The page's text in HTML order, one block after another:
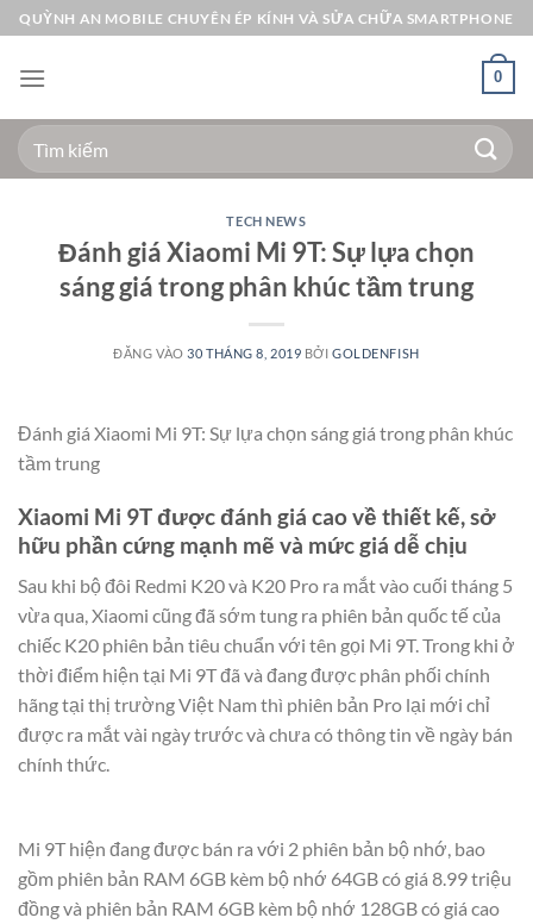
Bỏ
qua
nội
QUỲNH AN MOBILE CHUYÊN ÉP KÍNH VÀ SỬA CHỮA SMARTPHONE
0
Tìm
kiếm:
TECH NEWS
Đánh giá Xiaomi Mi 9T: Sự lựa chọn
sáng giá trong phân khúc tầm trung
ĐĂNG VÀO30 THÁNG 8, 2019 BỞIGOLDENFISH
Đánh giá Xiaomi Mi 9T: Sự lựa chọn sáng giá trong phân khúc
tầm trung
Xiaomi Mi 9T được đánh giá cao về thiết kế, sở
hữu phần cứng mạnh mẽ và mức giá dễ chịu
Sau khi bộ đôi Redmi K20 và K20 Pro ra mắt vào cuối tháng 5
vừa qua, Xiaomi cũng đã sớm tung ra phiên bản quốc tế của
chiếc K20 phiên bản tiêu chuẩn với tên gọi Mi 9T. Trong khi ở
thời điểm hiện tại Mi 9T đã và đang được phân phối chính
hãng tại thị trường Việt Nam thì phiên bản Pro lại mới chỉ
được ra mắt vài ngày trước và chưa có thông tin về ngày bán
chính thức.
Mi 9T hiện đang được bán ra với 2 phiên bản bộ nhớ, bao
gồm phiên bản RAM 6GB kèm bộ nhớ 64GB có giá 8.99 triệu
đồng và phiên bản RAM 6GB kèm bộ nhớ 128GB có giá cao